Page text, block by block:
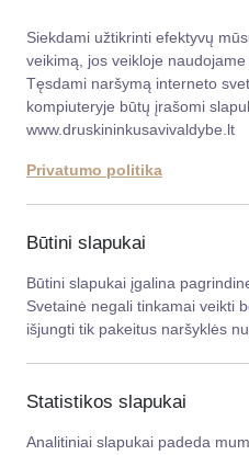
Siekdami užtikrinti efektyvų
veikimą, jos veikloje
Tęsdami naršymą interneto
kompiuteryje būtų įrašomi
www.druskininkusavivaldybe.lt
Privatumo politika
Būtini slapukai
Būtini slapukai įgalina
Svetainė negali tinkamai veikti
išjungti tik pakeitus naršyklės
Statistikos slapukai
Analitiniai slapukai padeda